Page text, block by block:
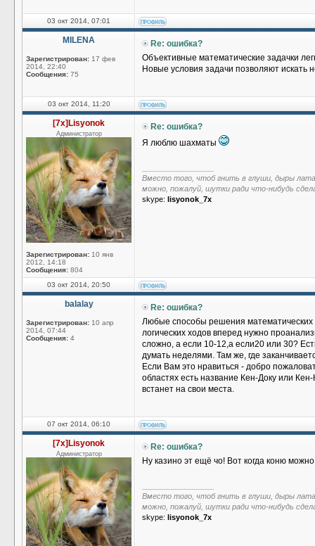
03 окт 2014, 07:01
MILENA
Зарегистрирован: 17 фев
2014, 22:40
Сообщения: 75
Re: ошибка?
Объективные математические задачки
Новые условия задачи позволяют
03 окт 2014, 11:20
[7x]Lisyonok
Администратор
Зарегистрирован: 10 янв
2012, 14:18
Сообщения: 804
Re: ошибка?
Я люблю шахматы
Вместо того, чтоб гнить в глуши, дыры
можно, пожалуй, шутки ради что-нибудь
skype: lisyonok_7x
03 окт 2014, 20:50
balalay
Зарегистрирован: 10 апр
2014, 07:44
Сообщения: 4
Re: ошибка?
Любые способы решения математических
логических ходов вперед нужно
сложно, а если 10-12,а если20 или 30?
думать неделями. Там же, где
Если Вам это нравиться - добро
областях есть название Кен-Доку или
встанет на свои места.
07 окт 2014, 06:10
[7x]Lisyonok
Администратор
Re: ошибка?
Ну казино эт ещё чо! Вот когда коню
Вместо того, чтоб гнить в глуши, дыры
можно, пожалуй, шутки ради что-нибудь
skype: lisyonok_7x